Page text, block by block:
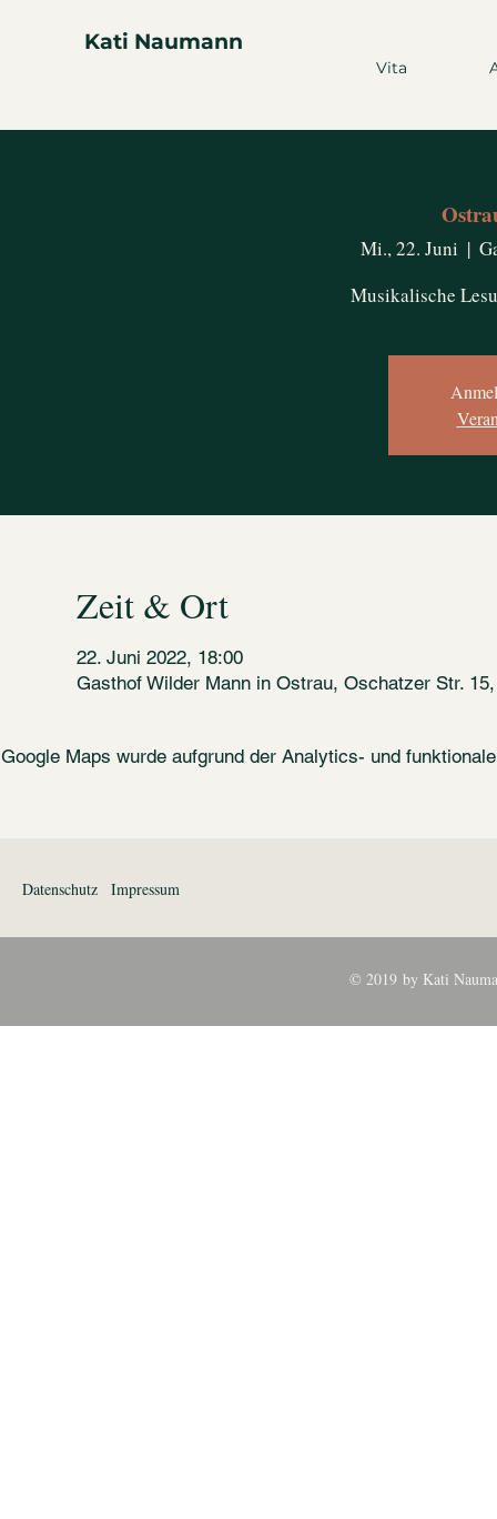
Kati Naumann
Vita
Mi., 22. Juni
  |
Musikalische
Zeit & Ort
22. Juni 2022, 18:00
Gasthof Wilder Mann in Ostrau, Oschatzer Str.
Google Maps wurde aufgrund der Analytics- und
Datenschutz Impressum
© 2019 by Kati